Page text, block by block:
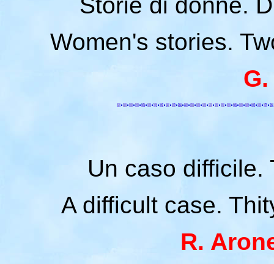
Women's stories.
Un caso difficile.
A difficult case.
R.